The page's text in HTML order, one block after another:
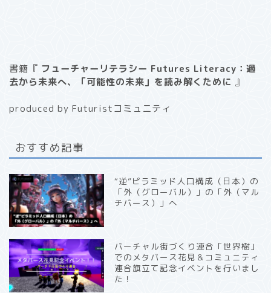
書籍『 フューチャーリテラシー Futures Literacy：過
去から未来へ、「可能性の未来」を読み解くために 』
produced by Futuristコミュニティ
おすすめ記事
“逆”ピラミッド人口構成（日本）の
「外（グローバル）」の「外（マル
チバース）」へ
バーチャル街づくり連合「世界樹」
でのメタバース花見＆コミュニティ
連合旗立て記念イベントを行いまし
た！